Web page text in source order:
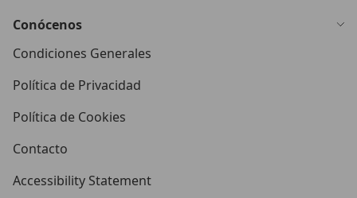
Conócenos
Condiciones Generales
Política de Privacidad
Política de Cookies
Contacto
Accessibility Statement